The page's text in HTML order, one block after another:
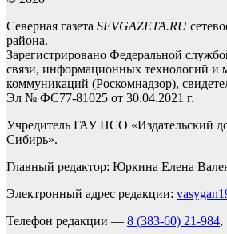
Северная газета SEVGAZETA.RU
района.
Зарегистрировано Федеральной
связи, информационных технологий и
коммуникаций (Роскомнадзор),
Эл № ФС77-81025 от 30.04.2021 г.
Учредитель ГАУ НСО «Издательский
Сибирь».
Главный редактор: Юркина Елена
Электронный адрес редакции:
Телефон редакции — 8 (383-60) 21-984,